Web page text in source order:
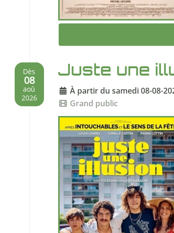
Dès
08
aoû
2026
Juste une
À partir du samedi 08-08-
Grand public